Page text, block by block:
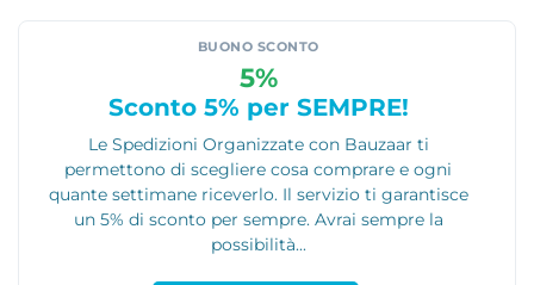
BUONO SCONTO
5%
Sconto 5% per SEMPRE!
Le Spedizioni Organizzate con Bauzaar ti
permettono di scegliere cosa comprare e ogni
quante settimane riceverlo. Il servizio ti garantisce
un 5% di sconto per sempre. Avrai sempre la
possibilità...